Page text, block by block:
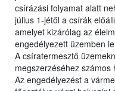
csírázási folyamat alatt
július 1-jétől a csírák
amelyet kizárólag az
engedélyezett üzemben
A csíratermesztő
megszerzéséhez
Az engedélyezést a